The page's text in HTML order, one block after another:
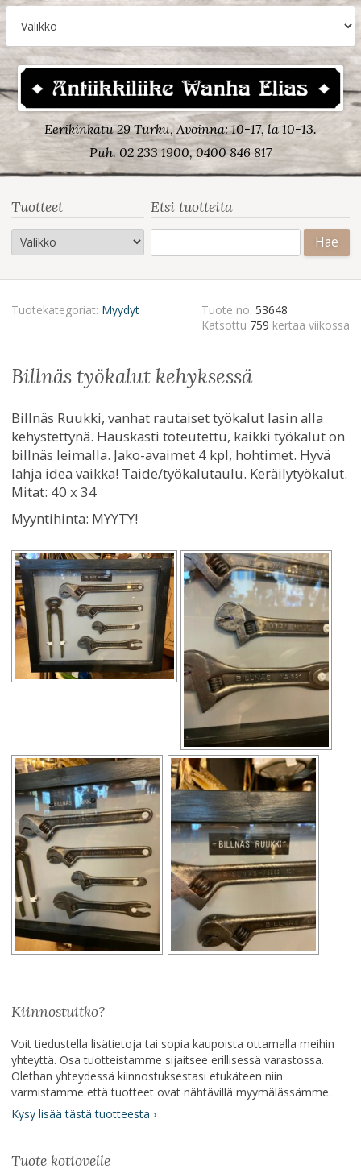
Eerikinkatu 29 Turku, Avoinna: 10-17, la 10-13.
Puh. 02 233 1900, 0400 846 817
Tuotteet Etsi tuotteita
Tuotekategoriat: Myydyt Tuote no. 53648
Katsottu 759 kertaa viikossa
billnäs työkalut kehyksessä
Billnäs Ruukki, vanhat rautaiset työkalut lasin alla
kehystettynä. Hauskasti toteutettu, kaikki työkalut on
billnäs leimalla. Jako-avaimet 4 kpl, hohtimet. Hyvä
lahja idea vaikka! Taide/työkalutaulu. Keräilytyökalut.
Mitat: 40 x 34
Myyntihinta: MYYTY!
Kiinnostuitko?
Voit tiedustella lisätietoja tai sopia kaupoista ottamalla meihin
yhteyttä. Osa tuotteistamme sijaitsee erillisessä varastossa.
Olethan yhteydessä kiinnostuksestasi etukäteen niin
varmistamme että tuotteet ovat nähtävillä myymälässämme.
Kysy lisää tästä tuotteesta ›
Tuote kotiovelle